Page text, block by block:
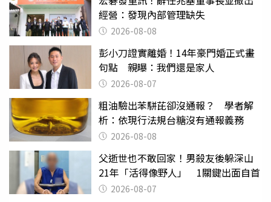
經營：發現內部管理缺失
2026-08-08
彭小刀證實離婚！14年豪門婚正式畫
句點 親曝：我們還是家人
2026-08-07
粗油驗出苯駢芘卻沒通報？ 學者解
析：依現行法規台糖沒有通報義務
2026-08-08
父逝世也不敢回家！男殺友後躲深山
21年「活得像野人」 1關鍵出面自首
2026-08-07